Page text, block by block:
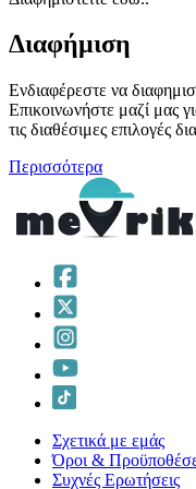
Διαφήμιση
Ενδιαφέρεστε να
Επικοινωνήστε μαζί μας
τις διαθέσιμες επιλογές
Περισσότερα
Σχετικά με εμάς
Όροι &
Συχνές Ερωτήσεις